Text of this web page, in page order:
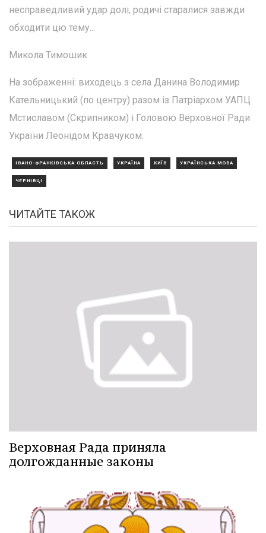
несправедливий удар долі, родичі старалися завжди
обходити цю тему...
Микола Тимошик
На зображенні: виходець з села Данина Володимир
Кательницький (по центру) разом із Патріархом УАПЦ
Мстиславом (Скрипником) і Головою Верховної Ради
України Леонідом Кравчуком.
ІВАНО-ФРАНКІВСЬКА ОБЛАСТЬ УКРАЇНА КИЇВ УКРАЇНСЬКА МОВА
ЧЕРНІВЦІ
ЧИТАЙТЕ ТАКОЖ
Верховная Рада приняла
долгожданные законы